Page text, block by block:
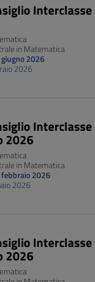
in Matematica
2026
2026
2026
in Matematica
2026
2026
2026